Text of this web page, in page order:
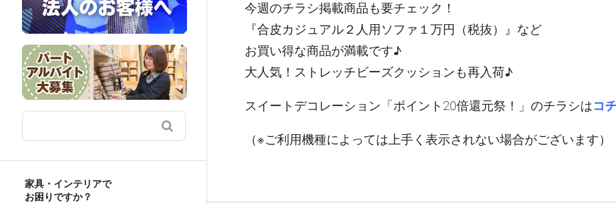
家具・インテリアで
お困りですか？
今週のチラシ掲載商品も要チェック！
『合皮カジュアル２人用ソファ１万円（税抜）』など
お買い得な商品が満載です♪
大人気！ストレッチビーズクッションも再入荷♪
スイートデコレーション「ポイント20倍還元祭！」のチラシはコ
（※ご利用機種によっては上手く表示されない場合がございます）